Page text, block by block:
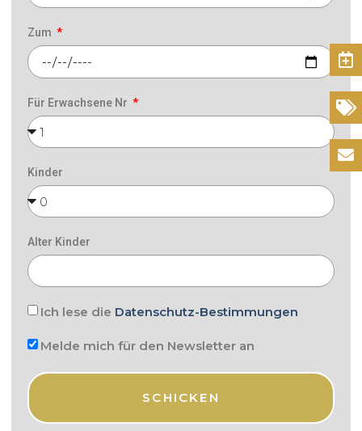
Angebote
Zum
Für Erwachsene Nr
Kinder
Alter Kinder
Ich lese die Datenschutz-Bestimmungen
Melde mich für den Newsletter an
SCHICKEN